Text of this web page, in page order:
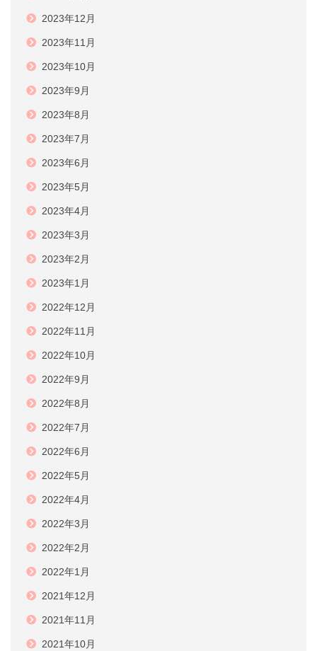
2023年12月
2023年11月
2023年10月
2023年9月
2023年8月
2023年7月
2023年6月
2023年5月
2023年4月
2023年3月
2023年2月
2023年1月
2022年12月
2022年11月
2022年10月
2022年9月
2022年8月
2022年7月
2022年6月
2022年5月
2022年4月
2022年3月
2022年2月
2022年1月
2021年12月
2021年11月
2021年10月